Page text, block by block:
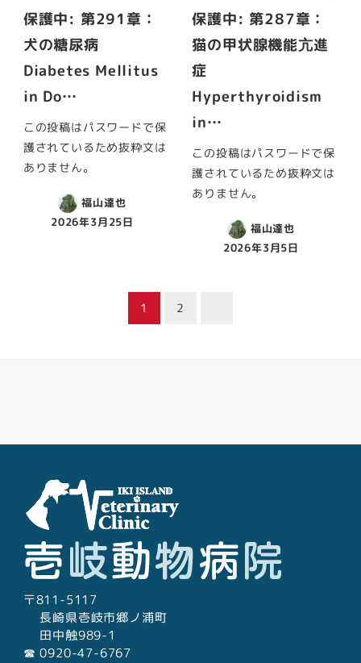
保護中: 第291章：
犬の糖尿病
Diabetes Mellitus
in Do…
この投稿はパスワードで保
護されているため抜粋文は
ありません。
福山達也
2026年3月25日
保護中: 第287章：
猫の甲状腺機能亢進
症
Hyperthyroidism
in…
この投稿はパスワードで保
護されているため抜粋文は
ありません。
福山達也
2026年3月5日
ゲ
シ
ョ
ン
1 2
〒811-5117
長崎県壱岐市郷ノ浦町
田中触989-1
☎︎ 0920-47-6767